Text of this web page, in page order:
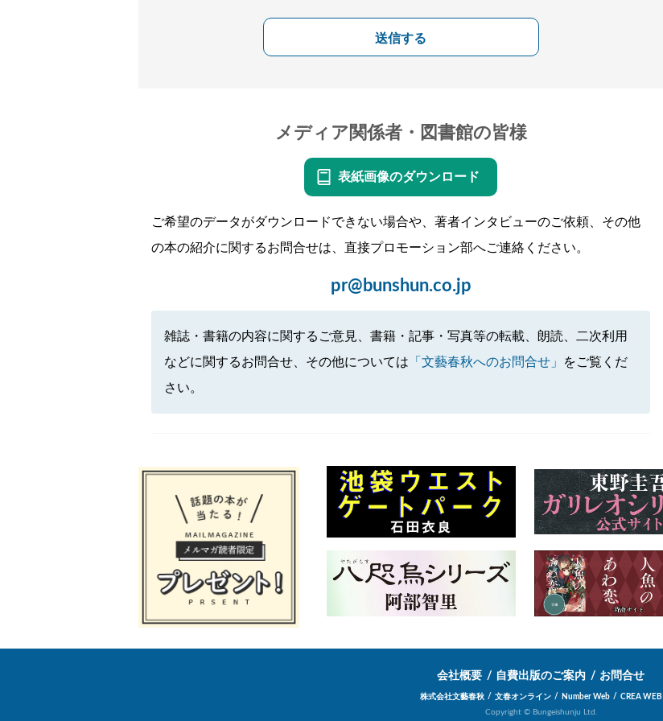
送信する
メディア関係者・図書館の皆様
表紙画像のダウンロード
ご希望のデータがダウンロードできない場合や、著者インタビューのご依頼、その他
の本の紹介に関するお問合せは、直接プロモーション部へご連絡ください。
pr@bunshun.co.jp
雑誌・書籍の内容に関するご意見、書籍・記事・写真等の転載、朗読、二次利用
などに関するお問合せ、その他については 「文藝春秋へのお問合せ」
をご覧くだ
さい。
会社概要 自費出版のご案内 お問合せ
株式会社文藝春秋 文春オンライン Number Web
CREA WEB
Copyright © Bungeishunju Ltd.